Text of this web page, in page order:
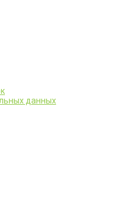
данных